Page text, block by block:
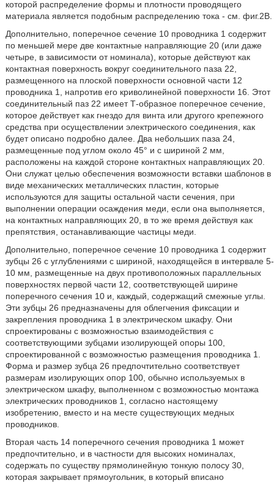
которой распределение формы и плотности проводящего
материала является подобным распределению тока - см. фиг.2В.
Дополнительно, поперечное сечение 10 проводника 1 содержит
по меньшей мере две контактные направляющие 20 (или даже
четыре, в зависимости от номинала), которые действуют как
контактная поверхность вокруг соединительного паза 22,
размещенного на плоской поверхности основной части 12
проводника 1, напротив его криволинейной поверхности 16. Этот
соединительный паз 22 имеет Т-образное поперечное сечение,
которое действует как гнездо для винта или другого крепежного
средства при осуществлении электрического соединения, как
будет описано подробно далее. Два небольших паза 24,
размещенные под углом около 45° и с шириной 2 мм,
расположены на каждой стороне контактных направляющих 20.
Они служат целью обеспечения возможности вставки шаблонов в
виде механических металлических пластин, которые
используются для защиты остальной части сечения, при
выполнении операции осаждения меди, если она выполняется,
на контактных направляющих 20, в то же время действуя как
препятствия, останавливающие частицы меди.
Дополнительно, поперечное сечение 10 проводника 1 содержит
зубцы 26 с углублениями с шириной, находящейся в интервале 5-
10 мм, размещенные на двух противоположных параллельных
поверхностях первой части 12, соответствующей ширине
поперечного сечения 10 и, каждый, содержащий смежные углы.
Эти зубцы 26 предназначены для облегчения фиксации и
закрепления проводника 1 в электрическом шкафу. Они
спроектированы с возможностью взаимодействия с
соответствующими зубцами изолирующей опоры 100,
спроектированной с возможностью размещения проводника 1.
Форма и размер зубца 26 предпочтительно соответствует
размерам изолирующих опор 100, обычно используемых в
электрическом шкафу, выполненном с возможностью монтажа
электрических проводников 1, согласно настоящему
изобретению, вместо и на месте существующих медных
проводников.
Вторая часть 14 поперечного сечения проводника 1 может
предпочтительно, и в частности для высоких номиналах,
содержать по существу прямолинейную тонкую полосу 30,
которая закрывает прямоугольник, в который вписано